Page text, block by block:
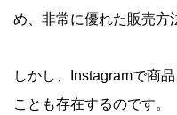
め、非常に優れた販売方
しかし、Instagramで商
ことも存在するのです。